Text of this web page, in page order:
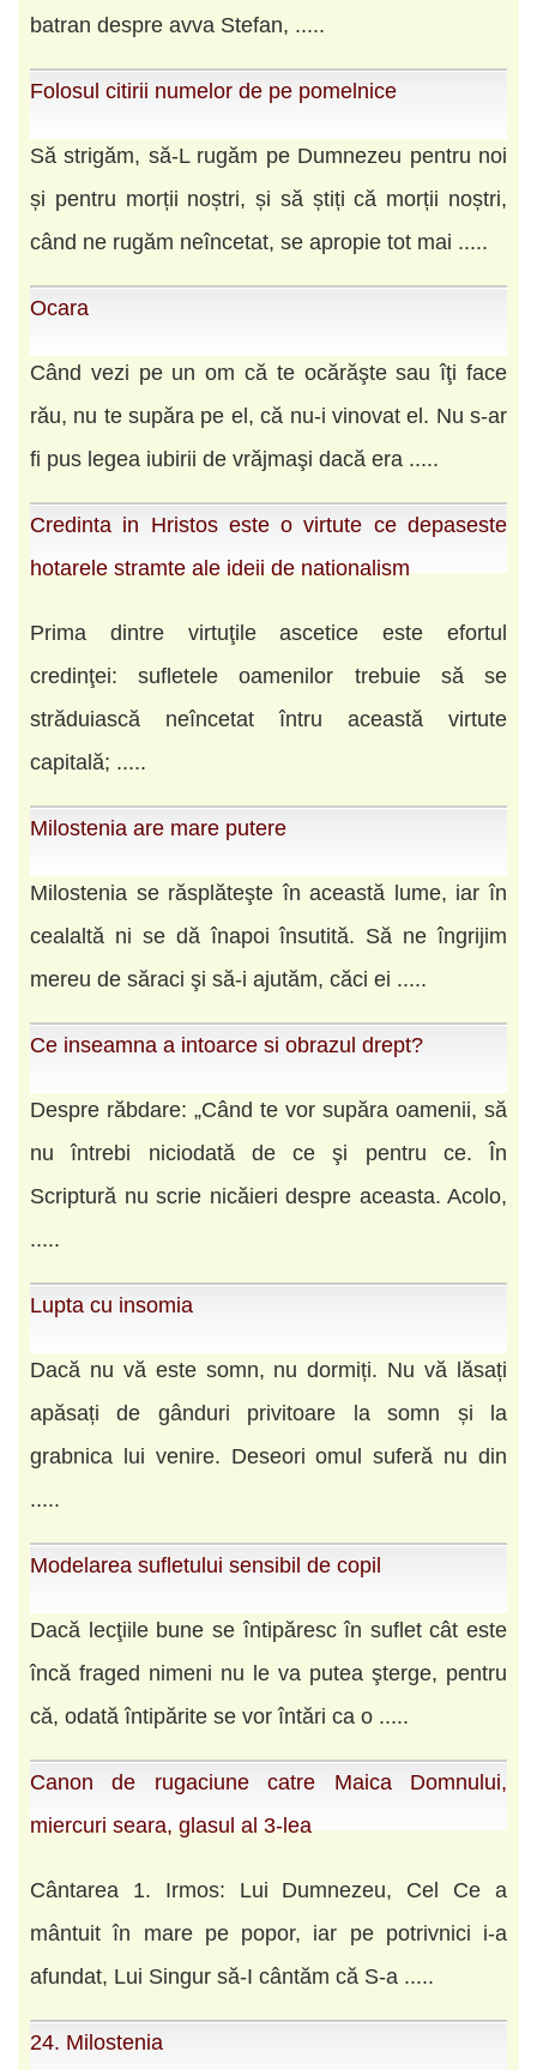
batran despre avva Stefan, .....
Folosul citirii numelor de pe pomelnice
Să strigăm, să-L rugăm pe Dumnezeu pentru noi
și pentru morții noștri, și să știți că morții noștri,
când ne rugăm neîncetat, se apropie tot mai .....
Ocara
Când vezi pe un om că te ocărăşte sau îţi face
rău, nu te supăra pe el, că nu-i vinovat el. Nu s-ar
fi pus legea iubirii de vrăjmaşi dacă era .....
Credinta in Hristos este o virtute ce depaseste
hotarele stramte ale ideii de nationalism
Prima dintre virtuţile ascetice este efortul
credinţei: sufletele oamenilor trebuie să se
străduiască neîncetat întru această virtute
capitală; .....
Milostenia are mare putere
Milostenia se răsplăteşte în această lume, iar în
cealaltă ni se dă înapoi însutită. Să ne îngrijim
mereu de săraci şi să-i ajutăm, căci ei .....
Ce inseamna a intoarce si obrazul drept?
Despre răbdare: „Când te vor supăra oamenii, să
nu întrebi niciodată de ce şi pentru ce. În
Scriptură nu scrie nicăieri despre aceasta. Acolo,
.....
Lupta cu insomia
Dacă nu vă este somn, nu dormiți. Nu vă lăsați
apăsați de gânduri privitoare la somn și la
grabnica lui venire. Deseori omul suferă nu din
.....
Modelarea sufletului sensibil de copil
Dacă lecţiile bune se întipăresc în suflet cât este
încă fraged nimeni nu le va putea şterge, pentru
că, odată întipărite se vor întări ca o .....
Canon de rugaciune catre Maica Domnului,
miercuri seara, glasul al 3-lea
Cântarea 1. Irmos: Lui Dumnezeu, Cel Ce a
mântuit în mare pe popor, iar pe potrivnici i-a
afundat, Lui Singur să-I cântăm că S-a .....
24. Milostenia